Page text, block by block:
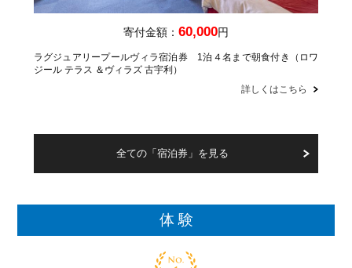
寄付金額： 60,000円
ラグジュアリープールヴィラ宿泊券 1泊４名まで朝食付き（ロワ
ジール テラス ＆ヴィラズ 古宇利）
詳しくはこちら
全ての「宿泊券」を見る
体 験